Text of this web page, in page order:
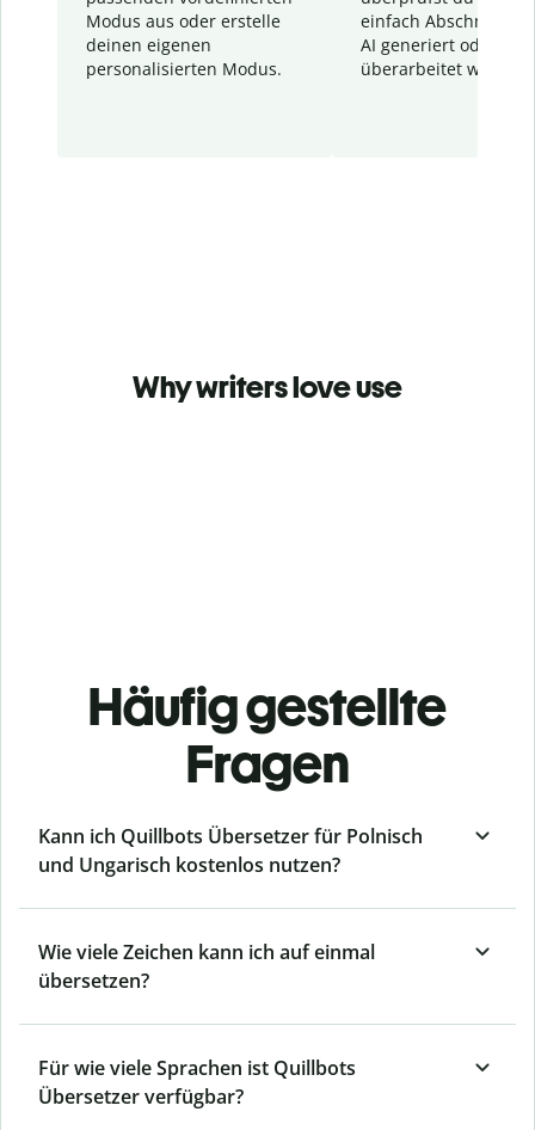
Modus aus oder erstelle
deinen eigenen
personalisierten Modus.
einfach Abschnitte,
AI generiert oder
überarbeitet wurden.
Why writers love use
Häufig gestellte
Fragen
Kann ich Quillbots Übersetzer für Polnisch
und Ungarisch kostenlos nutzen?
Wie viele Zeichen kann ich auf einmal
übersetzen?
Für wie viele Sprachen ist Quillbots
Übersetzer verfügbar?